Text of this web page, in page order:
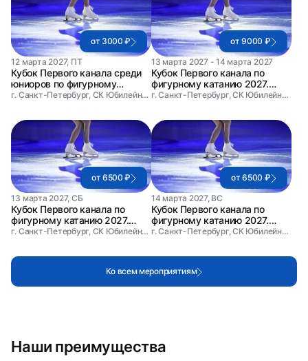
от 3000 ₽
12 марта 2027, ПТ
Кубок Первого канала среди
юниоров по фигурному
катанию. День 2
г. Санкт-Петербург, СК Юбилейный
от 9000 ₽
13 марта 2027 - 14 марта 2027
Кубок Первого канала по
фигурному катанию 2027.
Абонемент на два дня.
г. Санкт-Петербург, СК Юбилейный
от 6500 ₽
13 марта 2027, СБ
Кубок Первого канала по
фигурному катанию 2027.
День 1
г. Санкт-Петербург, СК Юбилейный
от 6500 ₽
14 марта 2027, ВС
Кубок Первого канала по
фигурному катанию 2027.
День 2
г. Санкт-Петербург, СК Юбилейный
Ко всем мероприятиям
Наши преимущества